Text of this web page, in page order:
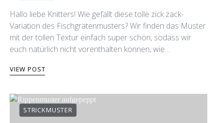
Hallo liebe Knitters! Wie gefällt diese tolle zick zack-
Variation des Fischgrätenmusters? Wir finden das Muster
mit der tollen Textur einfach super schön, sodass wir
euch natürlich nicht vorenthalten können, wie…
VIEW POST
STRICKMUSTER